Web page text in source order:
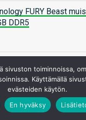
FURY Beast
DDR5
myös kasauspalvelu
sivuston toiminnoissa,
Käyttämällä
evästeiden käytön.
En hyväksy